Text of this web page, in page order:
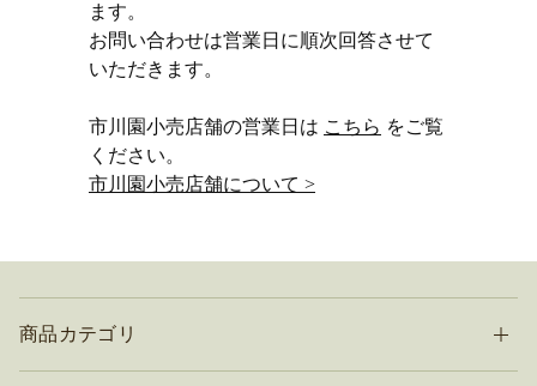
ます。
お問い合わせは営業日に順次回答させて
いただきます。
市川園小売店舗の営業日は こちら をご覧
ください。
市川園小売店舗について >
商品カテゴリ